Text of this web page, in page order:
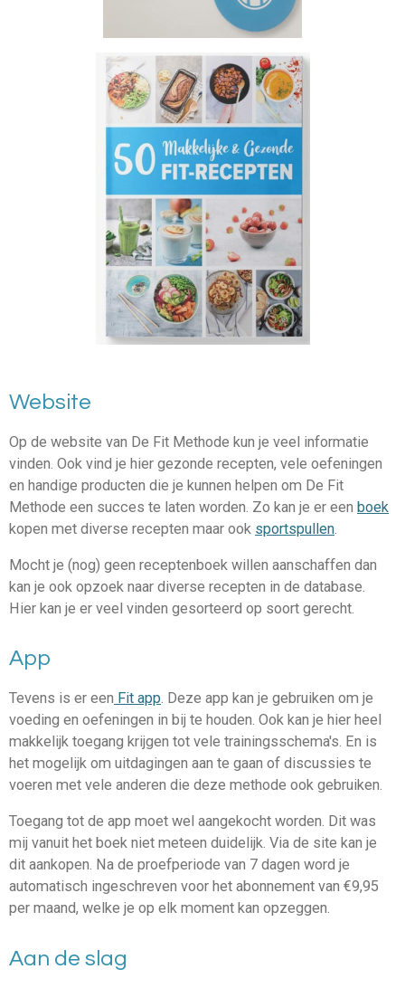
Website
Op de website van De Fit Methode kun je veel informatie
vinden. Ook vind je hier gezonde recepten, vele oefeningen
en handige producten die je kunnen helpen om De Fit
Methode een succes te laten worden. Zo kan je er een boek
kopen met diverse recepten maar ook sportspullen
Mocht je (nog) geen receptenboek willen aanschaffen dan
kan je ook opzoek naar diverse recepten in de database.
Hier kan je er veel vinden gesorteerd op soort gerecht.
App
Tevens is er een Fit app . Deze app kan je gebruiken om je
voeding en oefeningen in bij te houden. Ook kan je hier heel
makkelijk toegang krijgen tot vele trainingsschema's. En is
het mogelijk om uitdagingen aan te gaan of discussies te
voeren met vele anderen die deze methode ook gebruiken.
Toegang tot de app moet wel aangekocht worden. Dit was
mij vanuit het boek niet meteen duidelijk. Via de site kan je
dit aankopen. Na de proefperiode van 7 dagen word je
automatisch ingeschreven voor het abonnement van €9,95
per maand, welke je op elk moment kan opzeggen.
Aan de slag